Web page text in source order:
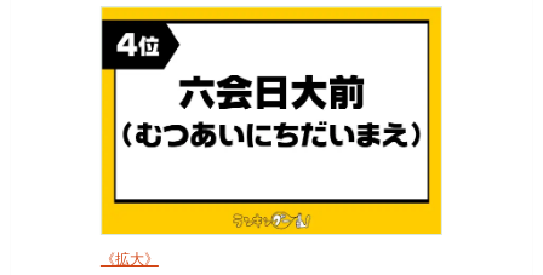
《拡大》